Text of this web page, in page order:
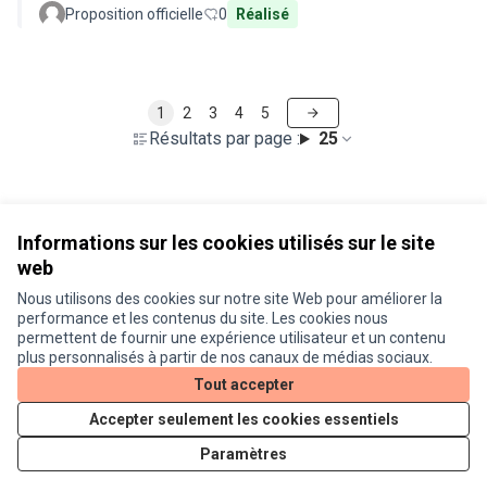
Informations sur les cookies utilisés sur le site
web
Nous utilisons des cookies sur notre site Web pour améliorer la
performance et les contenus du site. Les cookies nous
permettent de fournir une expérience utilisateur et un contenu
plus personnalisés à partir de nos canaux de médias sociaux.
Tout accepter
Accepter seulement les cookies essentiels
Paramètres
Proposition officielle 0 Réalisé
Résultats par page : 25
1 2 3 4 5
Conditions d'utilisation
Paramètres des cookies
Je participe ! sur X
(Lien externe)
Je participe ! sur Facebook
Je participe ! sur Instagram
Site réalisé grâce aulogiciel libre Decidim .
Licence
(Lien